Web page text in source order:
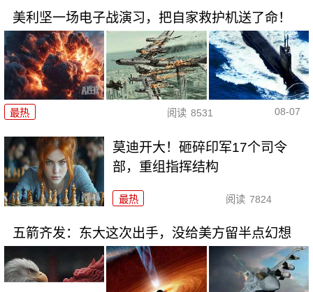
美利坚一场电子战演习，把自家救护机送了命！
最热 阅读 8531 08-07
莫迪开大！砸碎印军17个司令
部，重组指挥结构
最热 阅读 7824
五箭齐发：东大这次出手，没给美方留半点幻想